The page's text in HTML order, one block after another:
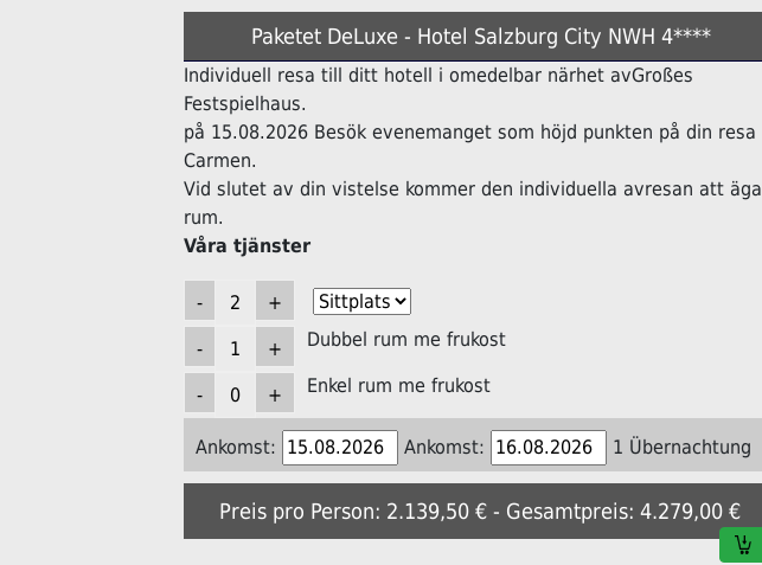
Paketet DeLuxe - Hotel Salzburg City NWH 4****
Individuell resa till ditt hotell i omedelbar närhet avGroßes
Festspielhaus.
på 15.08.2026 Besök evenemanget som höjd punkten på din resa
Carmen.
Vid slutet av din vistelse kommer den individuella avresan att äga
rum.
Våra tjänster
Dubbel rum me frukost
Enkel rum me frukost
Ankomst: Ankomst: 1 Übernachtung
Preis pro Person: 2.139,50 € - Gesamtpreis: 4.279,00 €